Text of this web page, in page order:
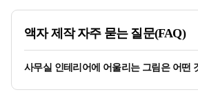
액자 제작 자주 묻는 질문(FAQ)
사무실 인테리어에 어울리는 그림은 어떤